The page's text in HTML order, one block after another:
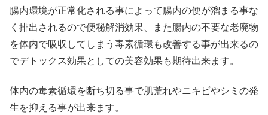
腸内環境が正常化される事によって腸内の便が溜まる事な
く排出されるので便秘解消効果、また腸内の不要な老廃物
を体内で吸収してしまう毒素循環も改善する事が出来るの
でデトックス効果としての美容効果も期待出来ます。
体内の毒素循環を断ち切る事で肌荒れやニキビやシミの発
生を抑える事が出来ます。